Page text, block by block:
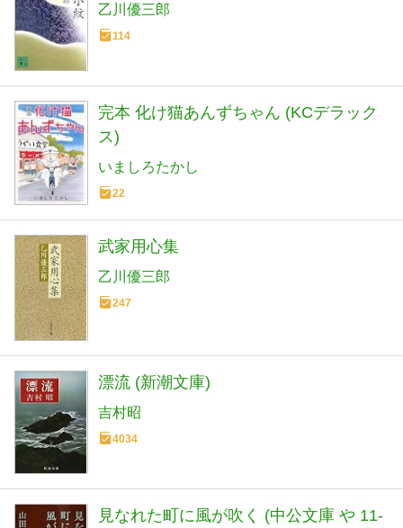
乙川優三郎
114
完本 化け猫あんずちゃん (KCデラック
ス)
いましろたかし
22
武家用心集
乙川優三郎
247
漂流 (新潮文庫)
吉村昭
4034
見なれた町に風が吹く (中公文庫 や 11-